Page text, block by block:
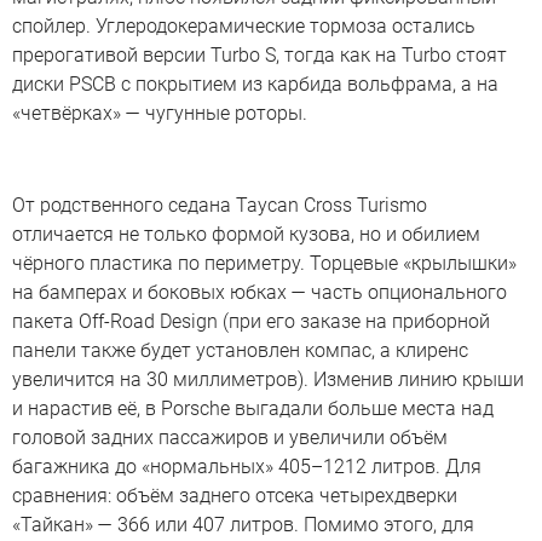
спойлер. Углеродокерамические тормоза остались
прерогативой версии Turbo S, тогда как на Turbo стоят
диски PSCB с покрытием из карбида вольфрама, а на
«четвёрках» — чугунные роторы.
От родственного седана Taycan Cross Turismo
отличается не только формой кузова, но и обилием
чёрного пластика по периметру. Торцевые «крылышки»
на бамперах и боковых юбках — часть опционального
пакета Off-Road Design (при его заказе на приборной
панели также будет установлен компас, а клиренс
увеличится на 30 миллиметров). Изменив линию крыши
и нарастив её, в Porsche выгадали больше места над
головой задних пассажиров и увеличили объём
багажника до «нормальных» 405–1212 литров. Для
сравнения: объём заднего отсека четырехдверки
«Тайкан» — 366 или 407 литров. Помимо этого, для